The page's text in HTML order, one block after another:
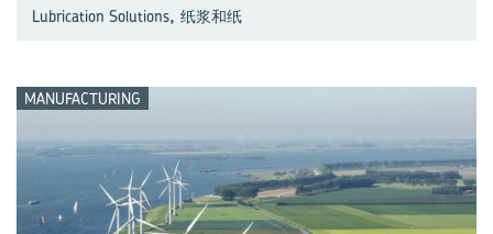
Lubrication Solutions, 纸浆和纸
MANUFACTURING